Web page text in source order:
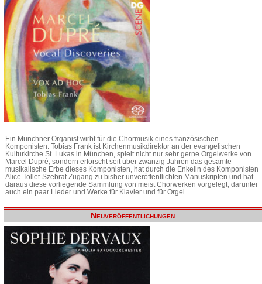
Ein Münchner Organist wirbt für die Chormusik eines französischen
Komponisten: Tobias Frank ist Kirchenmusikdirektor an der evangelischen
Kulturkirche St. Lukas in München, spielt nicht nur sehr gerne Orgelwerke von
Marcel Dupré, sondern erforscht seit über zwanzig Jahren das gesamte
musikalische Erbe dieses Komponisten, hat durch die Enkelin des Komponisten
Alice Tollet-Szebrat Zugang zu bisher unveröffentlichten Manuskripten und hat
daraus diese vorliegende Sammlung von meist Chorwerken vorgelegt, darunter
auch ein paar Lieder und Werke für Klavier und für Orgel.
Neuveröffentlichungen